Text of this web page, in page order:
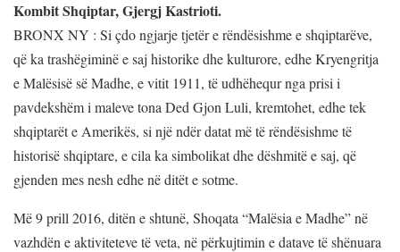
Kombit Shqiptar, Gjergj Kastrioti.
BRONX NY : Si çdo ngjarje tjetër e rëndësishme e shqiptarëve,
që ka trashëgiminë e saj historike dhe kulturore, edhe Kryengritja
e Malësisë së Madhe, e vitit 1911, të udhëhequr nga prisi i
pavdekshëm i maleve tona Ded Gjon Luli, kremtohet, edhe tek
shqiptarët e Amerikës, si një ndër datat më të rëndësishme të
historisë shqiptare, e cila ka simbolikat dhe dëshmitë e saj, që
gjenden mes nesh edhe në ditët e sotme.
Më 9 prill 2016, ditën e shtunë, Shoqata “Malësia e Madhe” në
vazhdën e aktiviteteve të veta, në përkujtimin e datave të shënuara